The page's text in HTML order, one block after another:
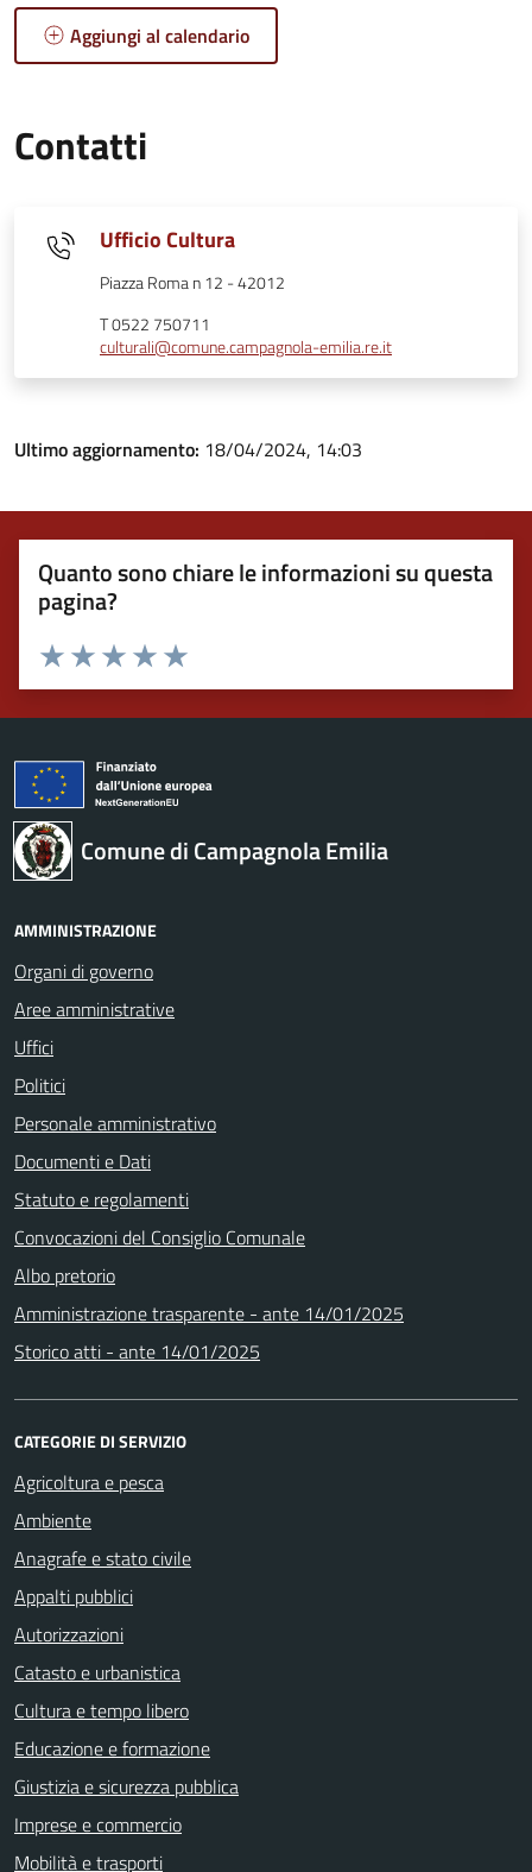
Aggiungi al calendario
Contatti
Ufficio Cultura
Piazza Roma n 12 - 42012
T 0522 750711
culturali@comune.campagnola-emilia.re.it
Ultimo aggiornamento: 18/04/2024, 14:03
Quanto sono chiare le informazioni su questa
pagina?
Valuta 5 stelle su 5
Valuta 4 stelle su 5
Valuta 3 stelle su 5
Valuta 2 stelle su 5
Valuta 1 stelle su 5
Comune di Campagnola Emilia
AMMINISTRAZIONE
Organi di governo
Aree amministrative
Uffici
Politici
Personale amministrativo
Documenti e Dati
Statuto e regolamenti
Convocazioni del Consiglio Comunale
Albo pretorio
Amministrazione trasparente - ante 14/01/2025
Storico atti - ante 14/01/2025
CATEGORIE DI SERVIZIO
Agricoltura e pesca
Ambiente
Anagrafe e stato civile
Appalti pubblici
Autorizzazioni
Catasto e urbanistica
Cultura e tempo libero
Educazione e formazione
Giustizia e sicurezza pubblica
Imprese e commercio
Mobilità e trasporti